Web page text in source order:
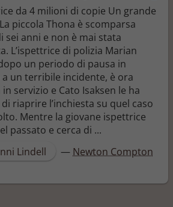
da 4 milioni di copie Un grande
piccola Thona è scomparsa
sei anni e non è mai stata
L’ispettrice di polizia Marian
un periodo di pausa in
a un terribile incidente, è ora
servizio e Cato Isaksen le ha
riaprire l’inchiesta su quel caso
Mentre la giovane ispettrice
passato e cerca di ...
Lindell
— Newton Compton